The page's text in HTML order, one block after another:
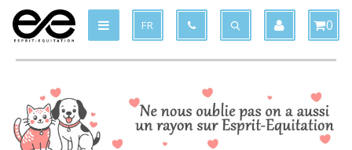
FR 0
Produit ajouté au panier x
Produit supprimé du panier x